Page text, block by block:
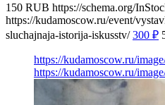
150 RUB https://schema.org/
https://kudamoscow.ru/event/
sluchajnaja-istorija-iskusstv/ 300 ₽
https://kudamoscow.ru/
https://kudamoscow.ru/